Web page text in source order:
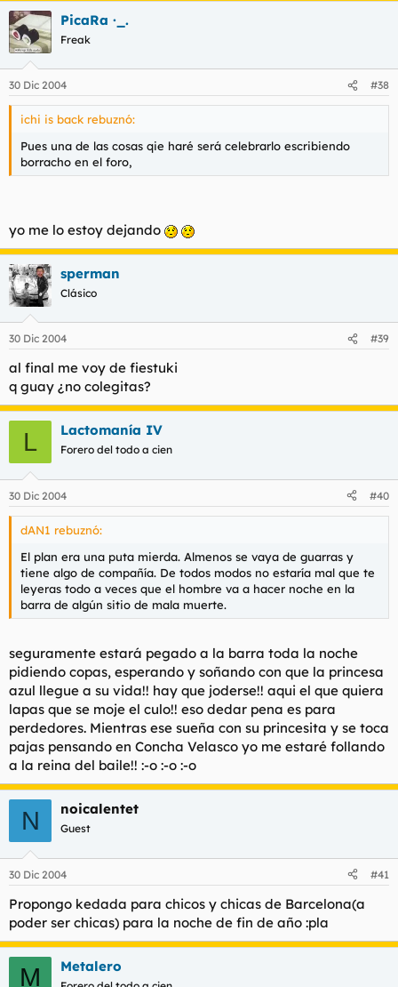
PicaRa ·_.
Freak
30 Dic 2004 #38
ichi is back rebuznó:
Pues una de las cosas qie haré será celebrarlo escribiendo
borracho en el foro,
yo me lo estoy dejando
sperman
Clásico
30 Dic 2004 #39
al final me voy de fiestuki
q guay ¿no colegitas?
L Lactomanía IV
Forero del todo a cien
30 Dic 2004 #40
dAN1 rebuznó:
El plan era una puta mierda. Almenos se vaya de guarras y
tiene algo de compañía. De todos modos no estaría mal que te
leyeras todo a veces que el hombre va a hacer noche en la
barra de algún sitio de mala muerte.
seguramente estará pegado a la barra toda la noche
pidiendo copas, esperando y soñando con que la princesa
azul llegue a su vida!! hay que joderse!! aqui el que quiera
lapas que se moje el culo!! eso dedar pena es para
perdedores. Mientras ese sueña con su princesita y se toca
pajas pensando en Concha Velasco yo me estaré follando
a la reina del baile!! :-o :-o :-o
N noicalentet
Guest
30 Dic 2004 #41
Propongo kedada para chicos y chicas de Barcelona(a
poder ser chicas) para la noche de fin de año :pla
M Metalero